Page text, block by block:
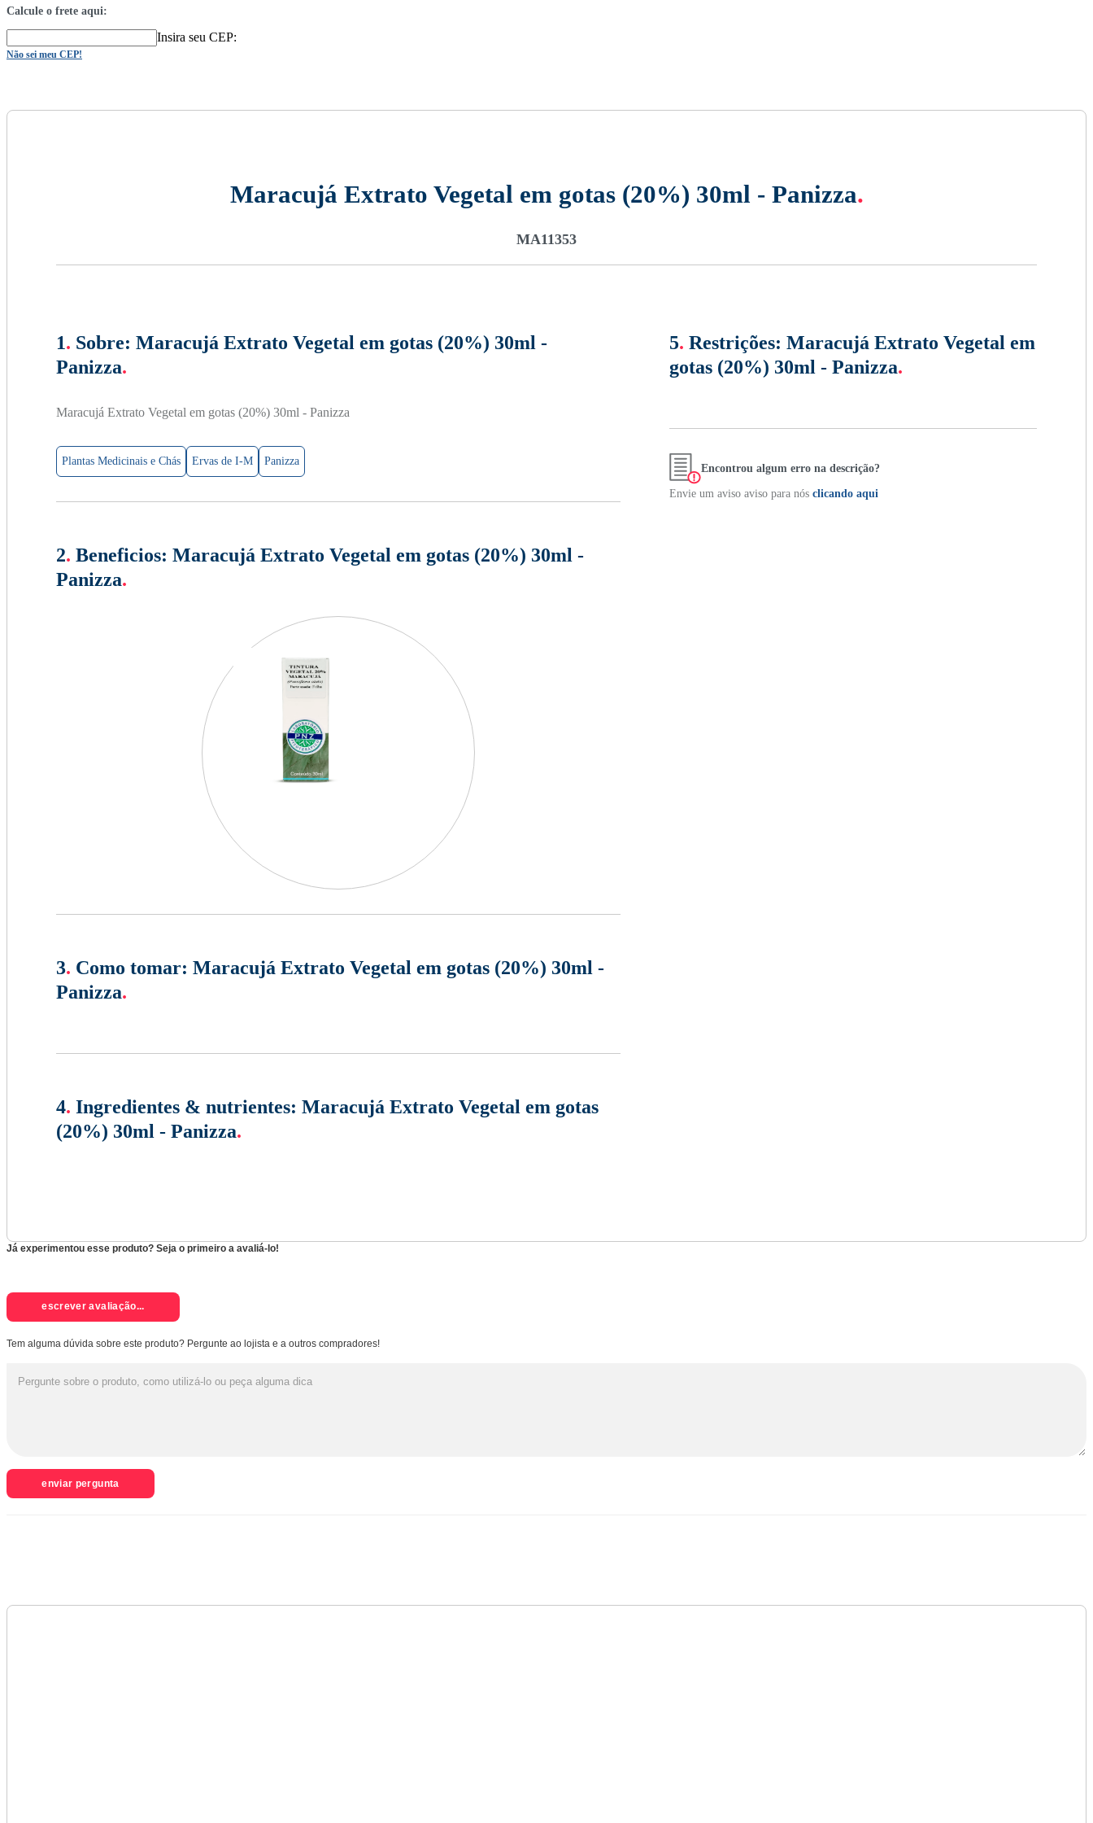
Calcule o frete aqui:
Insira seu CEP:
Não sei meu CEP!
Maracujá Extrato Vegetal em gotas (20%) 30ml - Panizza.
MA11353
1. Sobre: Maracujá Extrato Vegetal em gotas (20%) 30ml -
Panizza.
Maracujá Extrato Vegetal em gotas (20%) 30ml - Panizza
Plantas Medicinais e Chás Ervas de I-M Panizza
2. Beneficios: Maracujá Extrato Vegetal em gotas (20%) 30ml -
Panizza.
3. Como tomar: Maracujá Extrato Vegetal em gotas (20%) 30ml -
Panizza.
4. Ingredientes & nutrientes: Maracujá Extrato Vegetal em gotas
(20%) 30ml - Panizza.
5. Restrições: Maracujá Extrato Vegetal em
gotas (20%) 30ml - Panizza.
Encontrou algum erro na descrição?
Envie um aviso aviso para nós clicando aqui
Já experimentou esse produto? Seja o primeiro a avaliá-lo!
escrever avaliação...
Tem alguma dúvida sobre este produto? Pergunte ao lojista e a outros compradores!
enviar pergunta